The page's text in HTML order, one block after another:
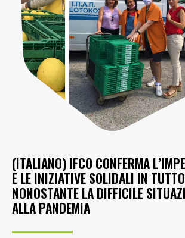
(ITALIANO) IFCO CONFERMA
E LE INIZIATIVE SOLIDALI IN
NONOSTANTE LA DIFFICILE
ALLA PANDEMIA